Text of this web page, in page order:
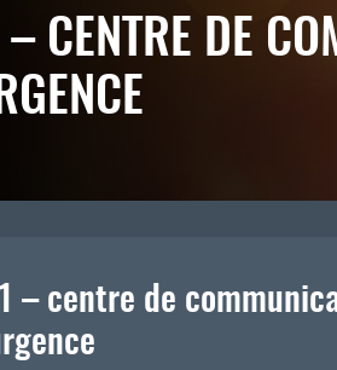
CENTRE DE
– centre de